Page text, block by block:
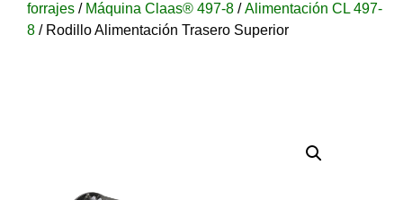
forrajes / Máquina Claas® 497-8 /Alimentación CL 497-
8 / Rodillo Alimentación Trasero Superior